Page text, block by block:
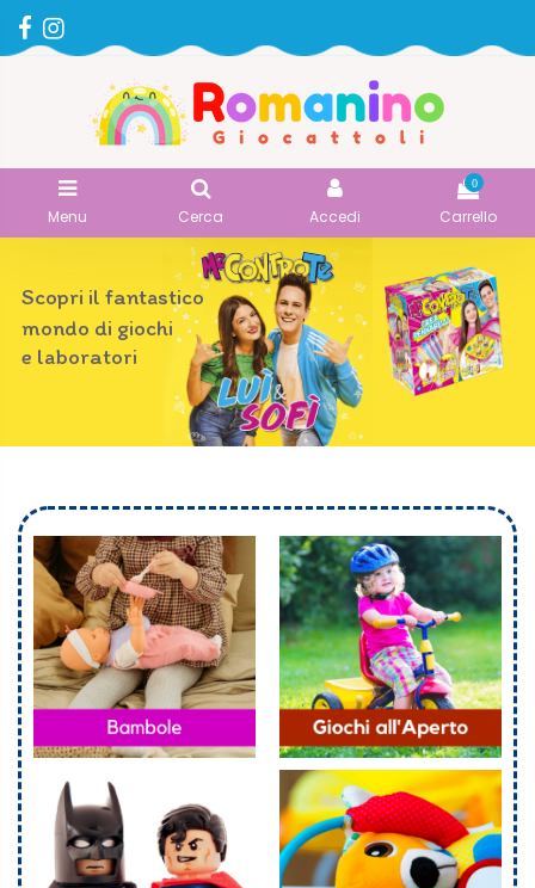
Menu Cerca Accedi
0
Carrello
Scopri il fantastico
mondo di giochi
e laboratori